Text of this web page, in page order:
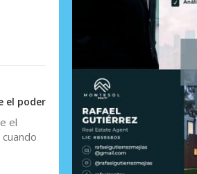
el poder
el